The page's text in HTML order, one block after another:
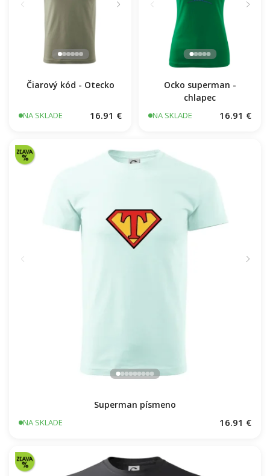
Čiarový kód - Otecko
NA SKLADE 16.91 €
Ocko superman -
chlapec
NA SKLADE 16.91 €
Superman písmeno
NA SKLADE 16.91 €